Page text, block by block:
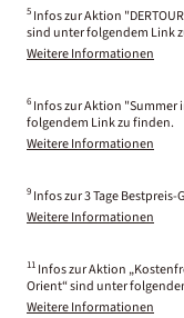
5 Infos zur Aktion
sind unter folgendem Link
Weitere Informationen
6 Infos zur Aktion "Summer
folgendem Link zu finden.
Weitere Informationen
9 Infos zur 3 Tage
Weitere Informationen
11 Infos zur Aktion
Orient“ sind unter
Weitere Informationen